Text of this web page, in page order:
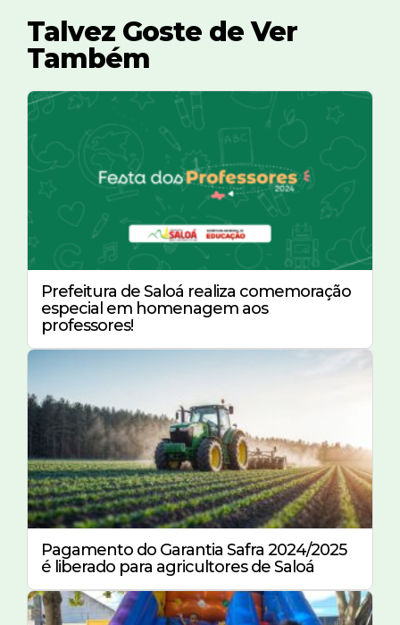
Talvez Goste de Ver
Também
Prefeitura de Saloá realiza comemoração
especial em homenagem aos
professores!
Pagamento do Garantia Safra 2024/2025
é liberado para agricultores de Saloá